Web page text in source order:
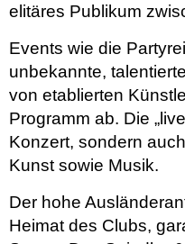
elitäres Publikum
Events wie die
unbekannte,
von etablierten
Programm ab. Die
Konzert, sondern
Kunst sowie Musik.
Der hohe
Heimat des Clubs,